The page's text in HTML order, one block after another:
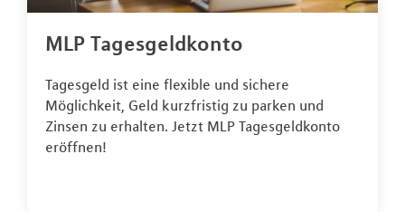
MLP Tagesgeldkonto
Tagesgeld ist eine flexible und sichere
Möglichkeit, Geld kurzfristig zu parken und
Zinsen zu erhalten. Jetzt MLP Tagesgeldkonto
eröffnen!